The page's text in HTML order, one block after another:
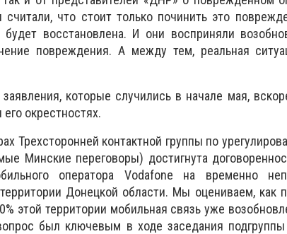
что стоит только починить это
восстановлена. И они восприняли
повреждения. А между тем, реальная
которые случились в начале мая,
окрестностях.
Трехсторонней контактной группы по
Минские переговоры) достигнута
оператора Vodafone на временно
Донецкой области. Мы оцениваем, как
этой территории мобильная связь уже
был ключевым в ходе заседания